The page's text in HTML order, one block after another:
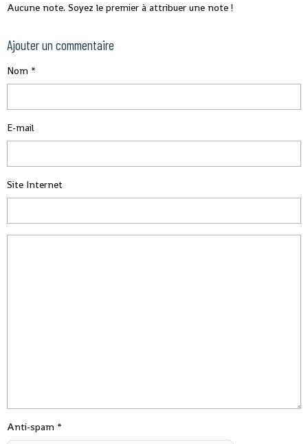
Aucune note. Soyez le premier à attribuer une note !
Ajouter un commentaire
Nom
E-mail
Site Internet
Anti-spam